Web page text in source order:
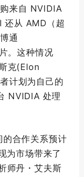
来自 NVIDIA
还从 AMD（超
通
。这种情况
克(Elon
计划为自己的
NVIDIA 处理
合作关系预计
为市场带来了
师丹・艾夫斯